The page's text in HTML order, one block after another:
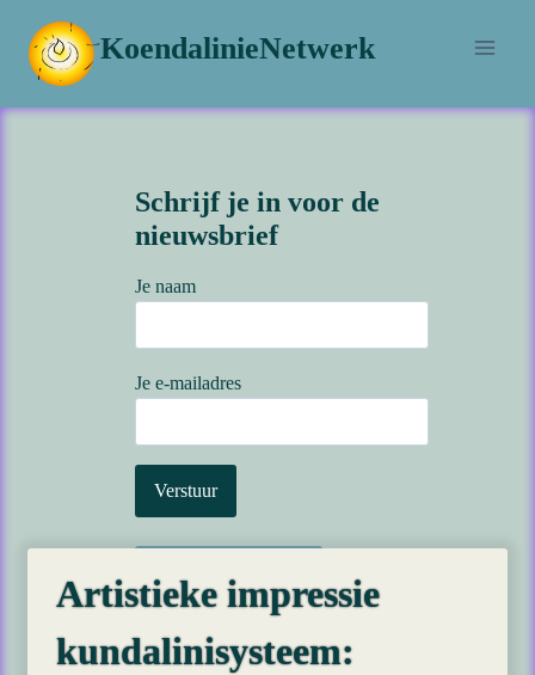
naar
inhoud
KoendalinieNetwerk
Schrijf je in voor de
nieuwsbrief
Je naam
Je e-mailadres
Artistieke impressie
kundalinisysteem: